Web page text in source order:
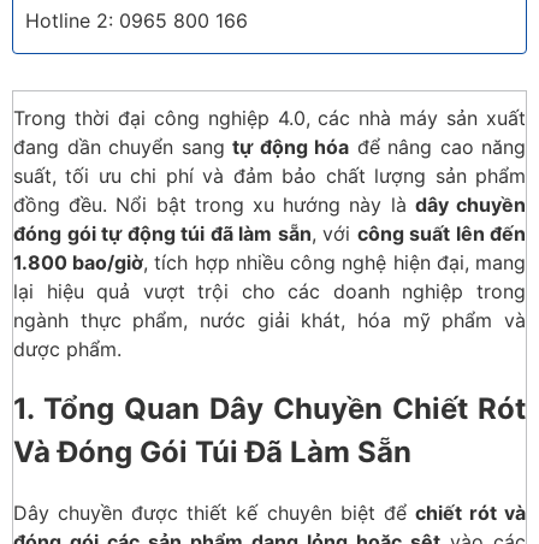
Hotline 2: 0965 800 166
Trong thời đại công nghiệp 4.0, các nhà máy sản xuất
đang dần chuyển sang tự động hóa để nâng cao năng
suất, tối ưu chi phí và đảm bảo chất lượng sản phẩm
đồng đều. Nổi bật trong xu hướng này là dây chuyền
đóng gói tự động túi đã làm sẵn, với công suất lên đến
1.800 bao/giờ, tích hợp nhiều công nghệ hiện đại, mang
lại hiệu quả vượt trội cho các doanh nghiệp trong
ngành thực phẩm, nước giải khát, hóa mỹ phẩm và
dược phẩm.
1. Tổng Quan Dây Chuyền Chiết Rót
Và Đóng Gói Túi Đã Làm Sẵn
Dây chuyền được thiết kế chuyên biệt để chiết rót và